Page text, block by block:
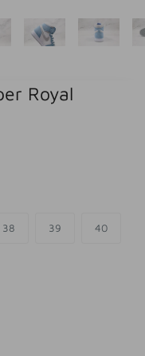
Royal
38 39 40